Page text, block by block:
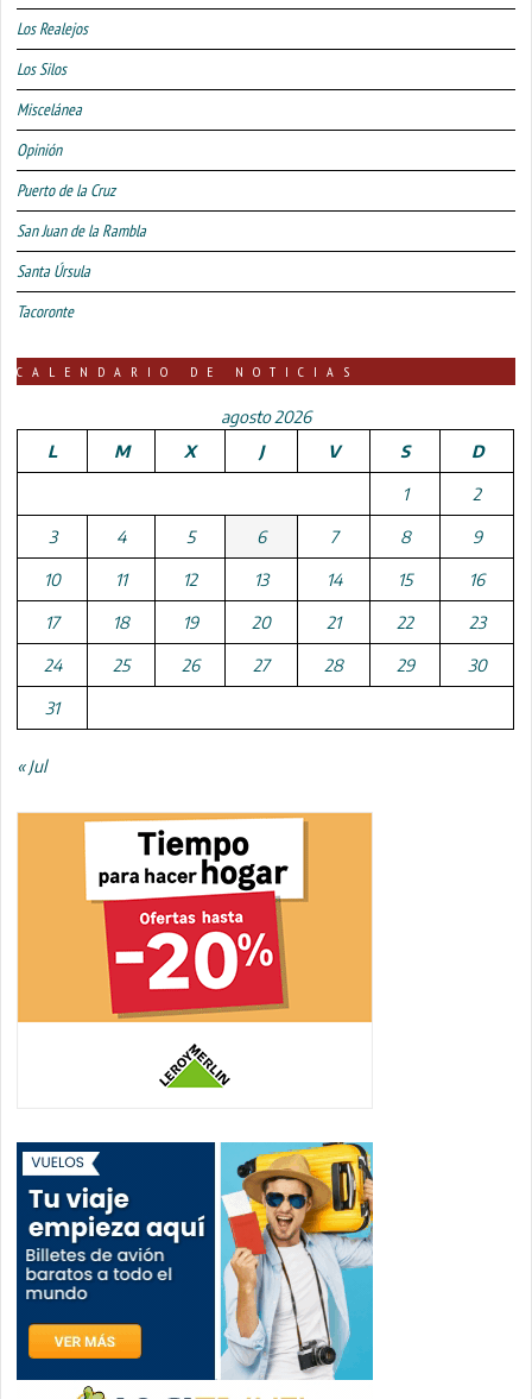
Los Realejos
Los Silos
Miscelánea
Opinión
Puerto de la Cruz
San Juan de la Rambla
Santa Úrsula
Tacoronte
CALENDARIO DE NOTICIAS
agosto 2026
L
M X J V S D
1 2
3 4 5 6 7 8 9
10 11 12 13 14 15 16
17 18 19 20 21 22 23
24 25 26 27 28 29 30
31
« Jul